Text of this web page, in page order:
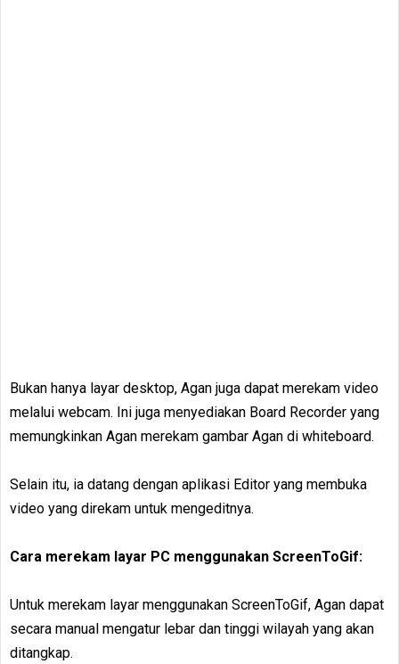
Bukan hanya layar desktop, Agan juga dapat merekam video
melalui webcam. Ini juga menyediakan Board Recorder yang
memungkinkan Agan merekam gambar Agan di whiteboard.
Selain itu, ia datang dengan aplikasi Editor yang membuka
video yang direkam untuk mengeditnya.
Cara merekam layar PC menggunakan ScreenToGif:
Untuk merekam layar menggunakan ScreenToGif, Agan dapat
secara manual mengatur lebar dan tinggi wilayah yang akan
ditangkap.